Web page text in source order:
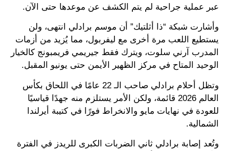
عبر عملية جراحية لم يتم الكشف عن موعدها حتى الآن.
وأشارت شبكة “ذا أثلتيك” أن موسم برادلي انتهى، ولن
يستطيع اللعب مرة أخرى مع ليفربول، مما يُزيد من أزمات
المدرب آرني سلوت، ويترك فقط جيريمي فريمبونج كالخيار
الوحيد المتاح في مركز الظهير الأيمن حتى يونيو المقبل.
وتظل أحلام برادلي صاحب الـ 22 عامًا في اللحاق بكأس
العالم 2026 قائمة، ولكن الأمر يستلزم منه جهدًا قياسيًا
للعودة في نهايات مايو والانخراط فورًا في كتيبة أيرلندا
الشمالية.
وتُعد إصابة برادلي ثاني الضربات الكبرى للريدز في الفترة